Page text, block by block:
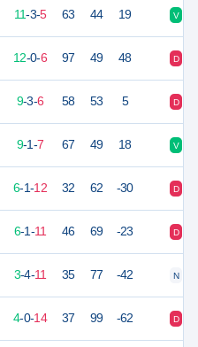
11-3-5 63 44 19 V
12-0-6 97 49 48 D
9-3-6 58 53 5 D
9-1-7 67 49 18 V
6-1-12 32 62 -30 D
6-1-11 46 69 -23 D
3-4-11 35 77 -42 N
4-0-14 37 99 -62 D